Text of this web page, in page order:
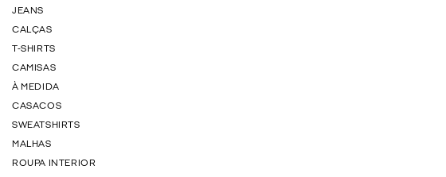
JEANS
CALÇAS
T-SHIRTS
CAMISAS
À MEDIDA
CASACOS
SWEATSHIRTS
MALHAS
ROUPA INTERIOR